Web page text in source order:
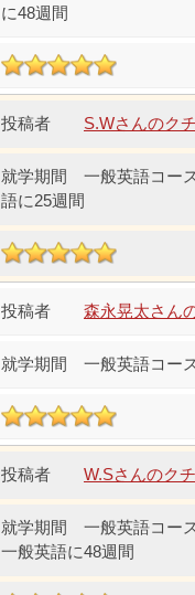
に48週間
S.Wさんのク
一般英語コー
語に25週間
森永晃太さん
一般英語コー
W.Sさんのク
一般英語コー
一般英語に48週間